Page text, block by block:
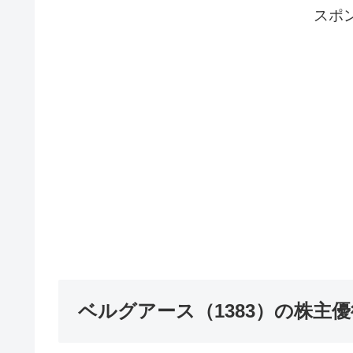
スポ
ベルグアース（1383）の株主